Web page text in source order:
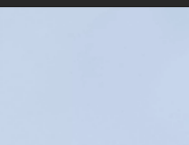
24mm D=145mm